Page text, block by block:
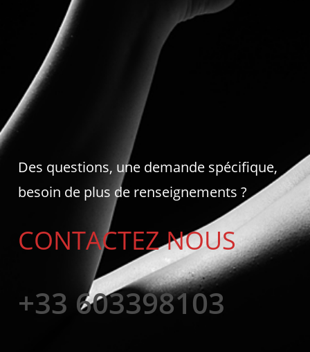
Des questions, une demande spécifique,
besoin de plus de renseignements ?
CONTACTEZ NOUS
+33 603398103